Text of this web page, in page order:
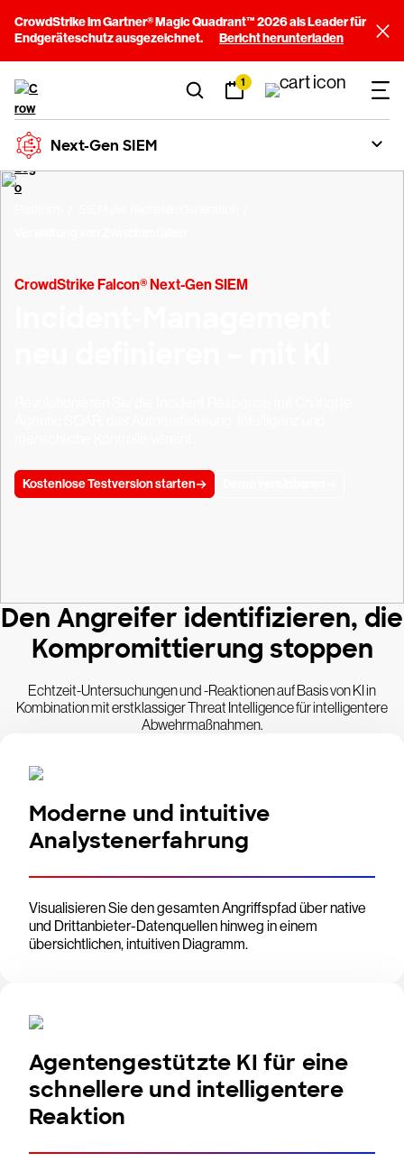
CrowdStrike im Gartner® Magic Quadrant™ 2026 als Leader für
Endgeräteschutz ausgezeichnet.
Bericht herunterladen
1
Next-Gen SIEM
CrowdStrike Falcon® Next-Gen SIEM
Kostenlose Testversion starten
Den Angreifer identifizieren, die
Kompromittierung stoppen
Echtzeit-Untersuchungen und -Reaktionen auf Basis von KI in
Kombination mit erstklassiger Threat Intelligence für intelligentere
Abwehrmaßnahmen.
Moderne und intuitive
Analystenerfahrung
Visualisieren Sie den gesamten Angriffspfad über native
und Drittanbieter-Datenquellen hinweg in einem
übersichtlichen, intuitiven Diagramm.
Agentengestützte KI für eine
schnellere und intelligentere
Reaktion